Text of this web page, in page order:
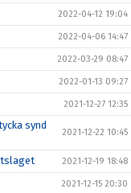
2022-04-12 19:04
2022-04-06 14:47
2022-03-29 08:47
2022-01-13 09:27
2021-12-27 12:35
synd
2021-12-22 10:45
2021-12-19 18:48
2021-12-15 20:30